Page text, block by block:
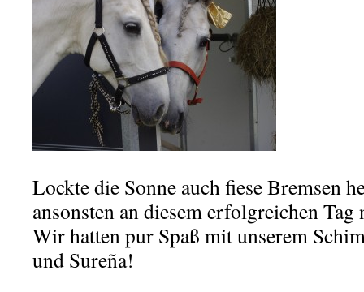
Lockte die Sonne auch fiese Bremsen
ansonsten an diesem erfolgreichen Tag
Wir hatten pur Spaß mit unserem
und Sureña!